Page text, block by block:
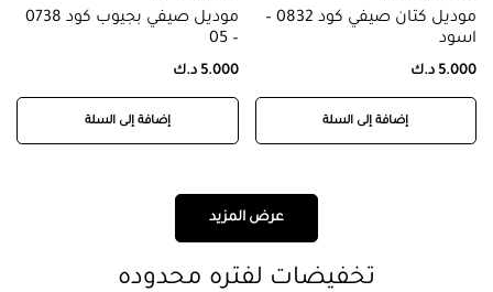
موديل كتان صيفي كود 0832 –
اسود
5.000 د.ك
إضافة إلى السلة
موديل صيفي بجيوب كود 0738
– 05
5.000 د.ك
إضافة إلى السلة
عرض المزيد
تخفيضات لفتره محدوده